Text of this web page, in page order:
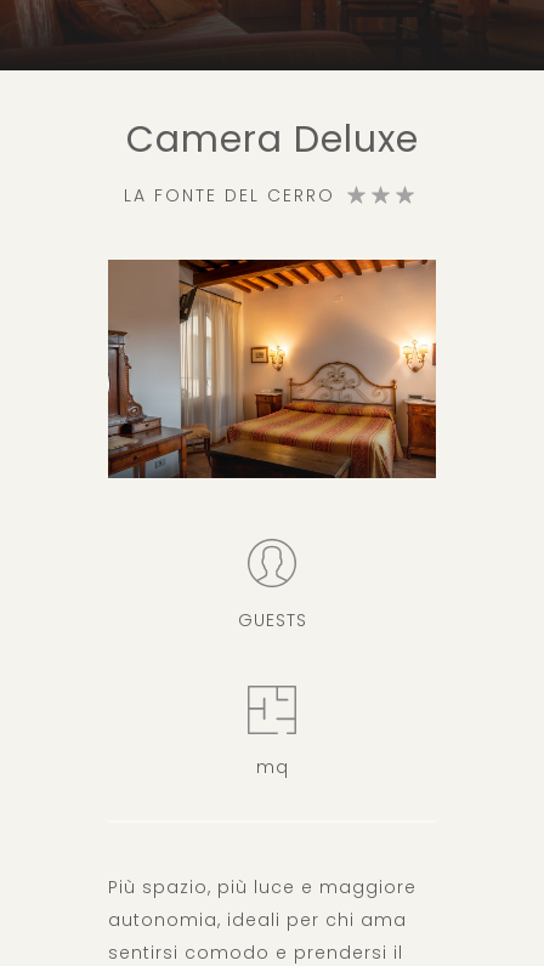
Camera Deluxe
LA FONTE DEL CERRO
GUESTS
mq
Più spazio, più luce e maggiore
autonomia, ideali per chi ama
sentirsi comodo e prendersi il